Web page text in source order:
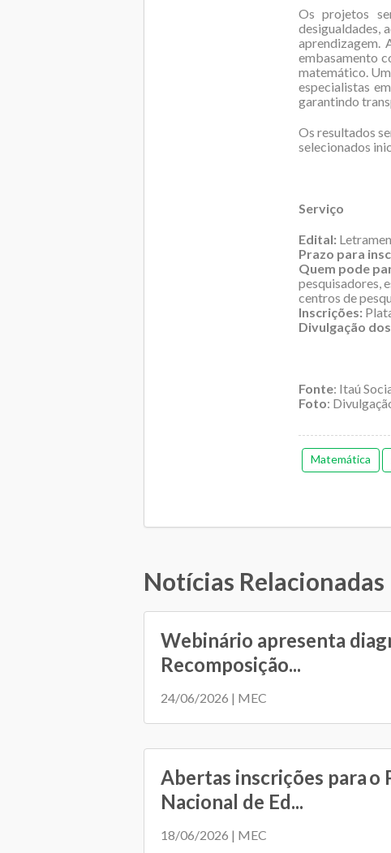
Os projetos
desigualdades,
aprendizagem.
embasamento
matemático.
especialistas
garantindo
Os resultados
selecionados
Serviço
Edital:
Prazo para
Quem pode
pesquisadores,
centros de
Inscrições:
Divulgação
Fonte: Itaú
Foto:
Matemática
Notícias Relacionadas
Webinário apresenta
Recomposição...
24/06/2026 | MEC
Abertas inscrições para o
Nacional de Ed...
18/06/2026 | MEC